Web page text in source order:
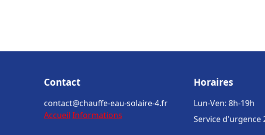
Contact
contact@chauffe-eau-solaire-4.fr
Accueil Informations
Horaires
Lun-Ven: 8h-19h
Service d'urgence